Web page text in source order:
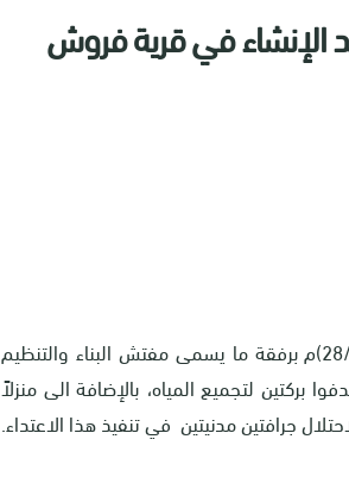
الإنشاء في قرية فروش
داهم جيش الاحتلال الإسرائيلي صباح يوم الاثنين الموافق (28/1/2025)م برفقة ما يسمى مفتش البناء والتنظيم
لتجميع المياه، بالإضافة الى منزلاً
جرافتين مدنيتين في تنفيذ هذا الاعتداء.